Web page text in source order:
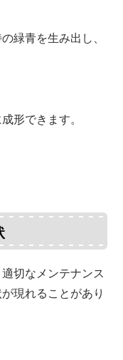
緑青を生み出し、
形できます。
切なメンテナンス
現れることがあり